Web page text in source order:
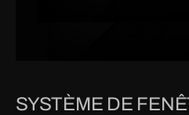
SYSTÈME DE